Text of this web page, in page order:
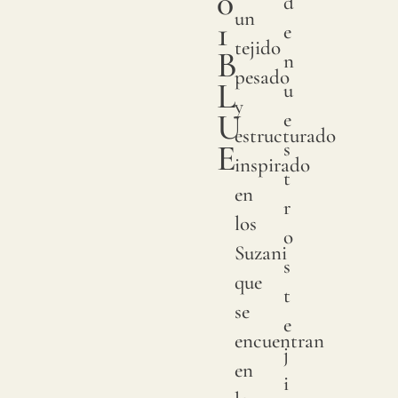
1
B
L
U
E
un
tejido
pesado
y
estructurado
inspirado
en
los
Suzani
que
se
encuentran
en
e
n
u
e
s
t
r
o
s
t
e
j
i